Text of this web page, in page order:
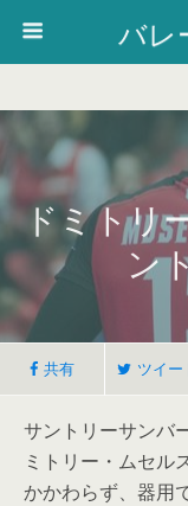
バレ
ドミトリ
ン
共有 ツイー
サントリーサンバ
ミトリー・ムセル
かかわらず、器用